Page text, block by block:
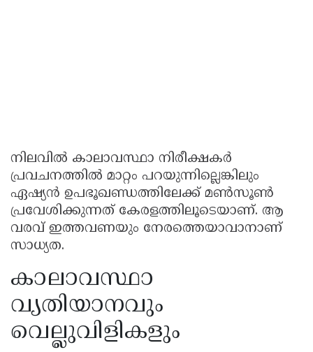
നിലവിൽ കാലാവസ്ഥാ നിരീക്ഷകർ
പ്രവചനത്തിൽ മാറ്റം പറയുന്നില്ലെങ്കിലും
ഏഷ്യൻ ഉപഭൂഖണ്ഡത്തിലേക്ക് മൺസൂൺ
പ്രവേശിക്കുന്നത് കേരളത്തിലൂടെയാണ്. ആ
വരവ് ഇത്തവണയും നേരത്തെയാവാനാണ്
സാധ്യത.
കാലാവസ്ഥാ
വ്യതിയാനവും
വെല്ലുവിളികളും